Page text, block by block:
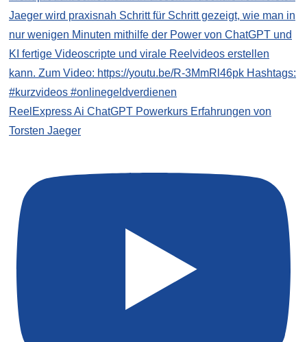
ReelExpress Ai ChatGPT Powerkurs Erfahrungen von
Torsten Jaeger